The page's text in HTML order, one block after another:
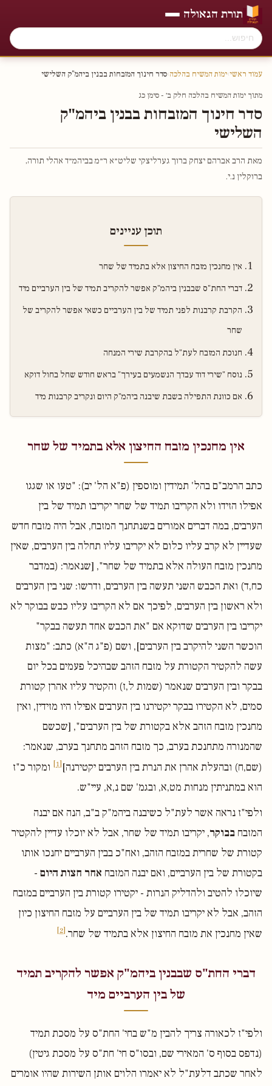
תורת הגאולה
עמוד ראשי›ימות המשיח בהלכה›סדר חינוך המזבחות בבנין ביהמ"ק השלישי
מתוך ימות המשיח בהלכה חלק ב׳ - סימן כג
סדר חינוך המזבחות בבנין ביהמ"ק
השלישי
מאת הרב אברהם יצחק ברוך גערליצקי שליט״א ר״מ בביהמ״ד אהלי תורה,
ברוקלין נ.י.
תוכן עניינים
אין מחנכין מזבח החיצון אלא בתמיד של שחר
דברי החת"ס שבבנין ביהמ"ק אפשר להקריב תמיד של בין הערביים מיד
הקרבת קרבנות לפני תמיד של בין הערביים כשאי אפשר להקריב של
שחר
חנוכת המזבח לעת"ל בהקרבת שירי המנחה
נוסח "שירי דוד עבדך הנשמעים בעירך" בראש חודש שחל בחול דוקא
אם כוונת התפילה בשבת שיבנה ביהמ"ק היום ונקריב קרבנות מיד
אין מחנכין מזבח החיצון אלא בתמיד של שחר
כתב הרמב"ם בהל' תמידין ומוספין (פ"א הל' יב): "טעו או שגגו
אפילו הזידו ולא הקריבו תמיד של שחר יקריבו תמיד של בין
הערבים, במה דברים אמורים בשנתחנך המזבח, אבל היה מזבח חדש
שעדיין לא קרב עליו כלום לא יקריבו עליו תחלה בין הערבים, שאין
מחנכין מזבח העולה אלא בתמיד של שחר", [שנאמר: (במדבר
כח,ד) ואת הכבש השני תעשה בין הערבים, ודרשו: שני בין הערבים
ולא ראשון בין הערבים, לפיכך אם לא הקריבו עליו כבש בבוקר לא
יקריבו בין הערבים שדוקא אם "את הכבש אחד תעשה בבקר"
הוכשר השני להיקרב בין הערבים], ושם (פ"ג ה"א) כתב: "מצות
עשה להקטיר הקטורת על מזבח הזהב שבהיכל פעמים בכל יום
בבקר ובין הערבים שנאמר (שמות ל,ז) והקטיר עליו אהרן קטורת
סמים, לא הקטירו בבקר יקטירנו בין הערבים אפילו היו מזידין, ואין
מחנכין מזבח הזהב אלא בקטורת של בין הערבים", [שכשם
שהמנורה מתחנכת בערב, כך מזבח הזהב מתחנך בערב, שנאמר:
(שם,ח) ובהעלת אהרן את הנרת בין הערבים יקטירנה][1]
ומקור כ"ז
הוא במתניתין מנחות מט,א, ובגמ' שם נ,א, עיי"ש.
ולפי"ז נראה אשר לעת"ל כשיבנה ביהמ"ק ב"ב, הנה אם יבנה
המזבח בבוקר, יקריבו תמיד של שחר, אבל לא יוכלו עדיין להקטיר
קטורת של שחרית במזבח הזהב, ואח"כ בבין הערביים יחנכו אותו
בקטורת של בין הערביים, ואם יבנה המזבח אחר חצות היום -
שיוכלו להטיב ולהדליק הנרות - יקטירו קטורת בין הערביים במזבח
הזהב, אבל לא יקריבו תמיד של בין הערביים על מזבח החיצון כיון
שאין מחנכין את מזבח החיצון אלא בתמיד של שחר.[2]
דברי החת"ס שבבנין ביהמ"ק אפשר להקריב תמיד
של בין הערביים מיד
ולפי"ז לכאורה צריך להבין מ"ש בחי' החת"ס על מסכת תמיד
(נדפס בסוף ס' המאירי שם, ובסו"ס חי' חת"ס על מסכת גיטין)
לאחר שכתב דלעת"ל לא יאמרו הלוים אותן השירות שהיו אומרים